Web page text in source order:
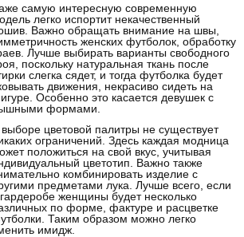
самую интересную современную
легко испортит некачественный
Важно обращать внимание на швы,
женских футболок, обработку
Лучше выбирать варианты свободного
поскольку натуральная ткань после
слегка сядет, и тогда футболка будет
движения, некрасиво сидеть на
Особенно это касается девушек с
формами.
цветовой палитры не существует
ограничений. Здесь каждая модница
положиться на свой вкус, учитывая
цветотип. Важно также
комбинировать изделие с
предметами лука. Лучше всего, если
женщины будет несколько
по форме, фактуре и расцветке
Таким образом можно легко
имидж.